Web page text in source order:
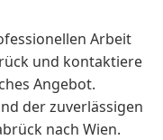
Arbeit
und kontaktiere
Angebot.
der zuverlässigen
nach Wien.